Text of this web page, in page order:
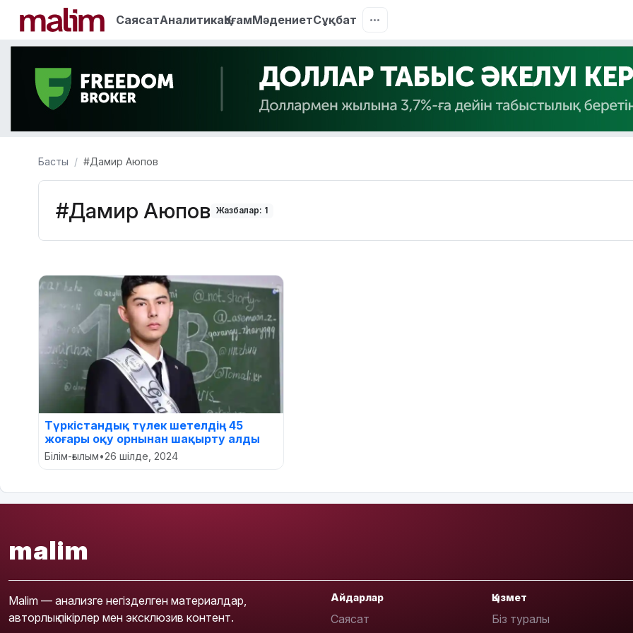
СаясатАналитикаҚоғамМәдениетСұқбат
Басты #Дамир Аюпов
#Дамир Аюпов Жазбалар: 1
Түркістандық түлек шетелдің 45
жоғары оқу орнынан шақырту алды
Білім-ғылым•26 шілде, 2024
malim
Malim — анализге негізделген материалдар,
авторлық пікірлер мен эксклюзив контент.
Айдарлар
Саясат
Қызмет
Біз туралы